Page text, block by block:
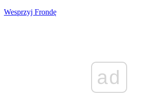
Wesprzyj Frondę
ad